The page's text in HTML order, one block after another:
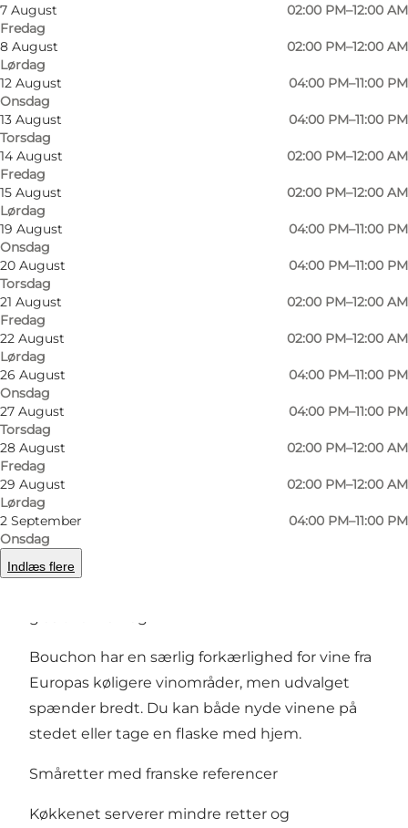
7 August
Fredag
02:00 PM–12:00 AM
8 August
Lørdag
02:00 PM–12:00 AM
12 August
Onsdag
04:00 PM–11:00 PM
13 August
Torsdag
04:00 PM–11:00 PM
14 August
Fredag
02:00 PM–12:00 AM
15 August
Lørdag
02:00 PM–12:00 AM
19 August
Onsdag
04:00 PM–11:00 PM
20 August
Torsdag
04:00 PM–11:00 PM
21 August
Fredag
02:00 PM–12:00 AM
22 August
Lørdag
02:00 PM–12:00 AM
26 August
Onsdag
04:00 PM–11:00 PM
27 August
Torsdag
04:00 PM–11:00 PM
28 August
Fredag
02:00 PM–12:00 AM
29 August
Lørdag
02:00 PM–12:00 AM
2 September
Onsdag
04:00 PM–11:00 PM
Indlæs flere
Fransk vinbar i hjertet af Aarhus
Bouchon bringer fransk bistrostemning til
Jægergårdsgade i Aarhus. Her kan du slå dig
ned til et glas vin, dele små retter med
vennerne eller nyde en hel aften med mad og
vin i centrum.
Vin- og madbaren er skabt af fire restauratører
med erfaring fra nogle af Danmarks markante
restauranter og kroer. Resultatet er et sted,
hvor kvalitet, værtskab og kærlighed til gode
råvarer går hånd i hånd.
Håndplukkede vine og personlig vejledning
Vin er omdrejningspunktet hos Bouchon.
Vinkortet byder på både klassiske europæiske
vine og naturvine, og personalet hjælper gerne
Bouchon har en særlig forkærlighed for vine fra
Europas køligere vinområder, men udvalget
spænder bredt. Du kan både nyde vinene på
stedet eller tage en flaske med hjem.
Småretter med franske referencer
Køkkenet serverer mindre retter og